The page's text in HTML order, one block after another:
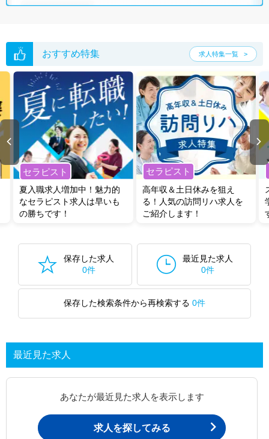
おすすめ特集 求人特集一覧
セラピスト
夏入職求人増加中！魅力的
なセラピスト求人は早いも
の勝ちです！
セラピスト
高年収＆土日休みを狙え
る！人気の訪問リハ求人を
ご紹介します！
保存した求人
0件
最近見た求人
0件
保存した検索条件から再検索する 0件
最近見た求人
あなたが最近見た求人を表示します
求人を探してみる